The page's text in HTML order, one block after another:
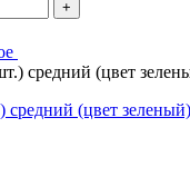
+
средний (цвет